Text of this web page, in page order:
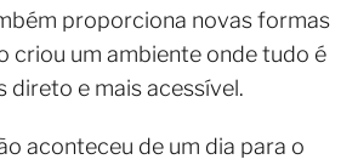
proporciona novas formas
criou um ambiente onde tudo é
direto e mais acessível.
aconteceu de um dia para o